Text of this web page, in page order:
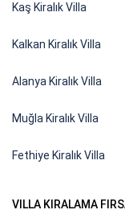
Kaş Kiralık Villa
Kalkan Kiralık Villa
Alanya Kiralık Villa
Muğla Kiralık Villa
Fethiye Kiralık Villa
VILLA KIRALAMA